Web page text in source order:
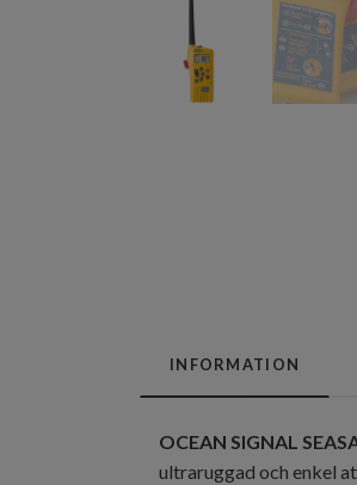
INFORMATION
OCEAN SIGNAL
ultraruggad och enkel